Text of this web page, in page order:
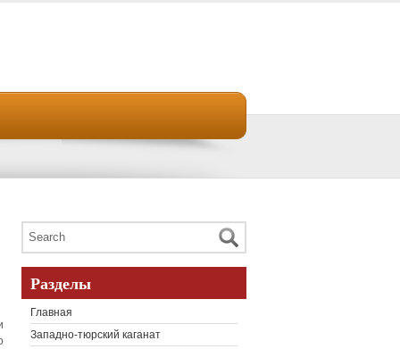
Разделы
Главная
Западно-тюрский каганат